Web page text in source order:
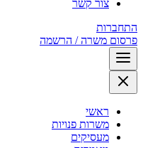
צור קשר
התחברות
פרסום משרה / הרשמה
ראשי
משרות פנויות
מעסיקים